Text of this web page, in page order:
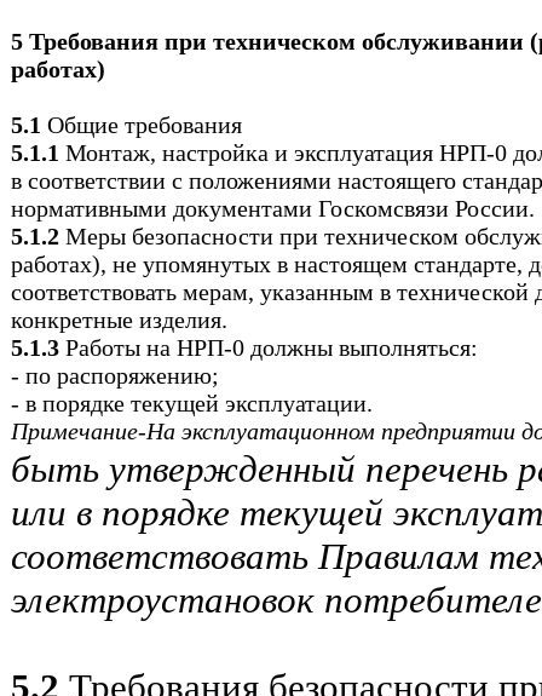
5 Требования при техническом обслуживании
работах)
5.1 Общие требования
5.1.1 Монтаж, настройка и эксплуатация НРП-0
в соответствии с положениями настоящего
нормативными документами Госкомсвязи России.
5.1.2 Меры безопасности при техническом
работах), не упомянутых в настоящем стандарте,
соответствовать мерам, указанным в
конкретные изделия.
5.1.3 Работы на НРП-0 должны выполняться:
- по распоряжению;
- в порядке текущей эксплуатации.
Примечание-На эксплуатационном предприятии
быть утвержденный перечень
или в порядке текущей
соответствовать Правилам
электроустановок
5.2 Требования безопасности